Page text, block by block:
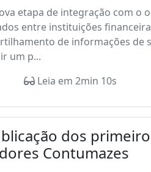
etapa de integração com o
entre instituições
de informações de
um p...
Leia em 2min 10s
dos
Contumazes